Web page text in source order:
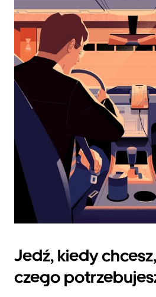
i wybrać
datę.
Naciśnij
klawisz
„Escape”,
aby
zamknąć
kalendarz.
Jedź, kiedy
czego